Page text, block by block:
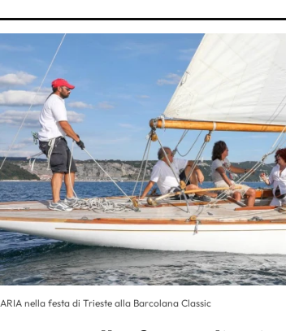
ARIA nella festa di Trieste alla Barcolana Classic